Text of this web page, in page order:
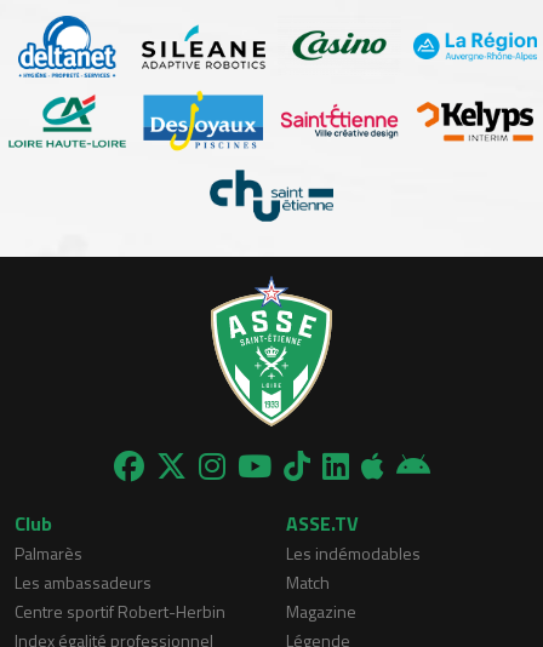
Club
Palmarès
Les ambassadeurs
Centre sportif Robert-Herbin
Index égalité professionnel
ASSE.TV
Les indémodables
Match
Magazine
Légende